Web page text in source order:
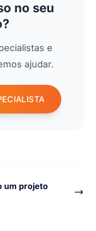
no seu
e
ajudar.
um projeto